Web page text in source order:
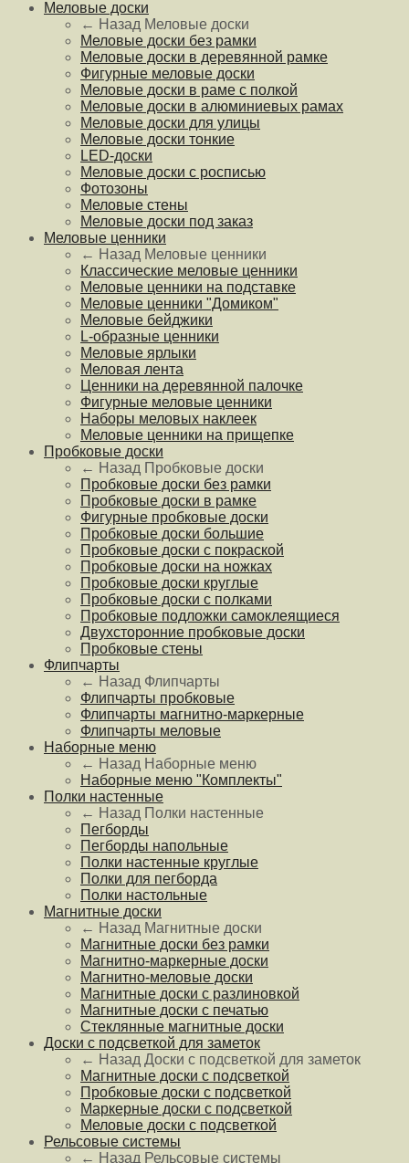
Меловые доски
← Назад Меловые доски
Меловые доски без рамки
Меловые доски в деревянной рамке
Фигурные меловые доски
Меловые доски в раме с полкой
Меловые доски в алюминиевых рамах
Меловые доски для улицы
Меловые доски тонкие
LED-доски
Меловые доски с росписью
Фотозоны
Меловые стены
Меловые доски под заказ
Меловые ценники
← Назад Меловые ценники
Классические меловые ценники
Меловые ценники на подставке
Меловые ценники "Домиком"
Меловые бейджики
L-образные ценники
Меловые ярлыки
Меловая лента
Ценники на деревянной палочке
Фигурные меловые ценники
Наборы меловых наклеек
Меловые ценники на прищепке
Пробковые доски
← Назад Пробковые доски
Пробковые доски без рамки
Пробковые доски в рамке
Фигурные пробковые доски
Пробковые доски большие
Пробковые доски с покраской
Пробковые доски на ножках
Пробковые доски круглые
Пробковые доски с полками
Пробковые подложки самоклеящиеся
Двухсторонние пробковые доски
Пробковые стены
Флипчарты
← Назад Флипчарты
Флипчарты пробковые
Флипчарты магнитно-маркерные
Флипчарты меловые
Наборные меню
← Назад Наборные меню
Наборные меню "Комплекты"
Полки настенные
← Назад Полки настенные
Пегборды
Пегборды напольные
Полки настенные круглые
Полки для пегборда
Полки настольные
Магнитные доски
← Назад Магнитные доски
Магнитные доски без рамки
Магнитно-маркерные доски
Магнитно-меловые доски
Магнитные доски с разлиновкой
Магнитные доски с печатью
Стеклянные магнитные доски
Доски с подсветкой для заметок
← Назад Доски с подсветкой для заметок
Магнитные доски с подсветкой
Пробковые доски с подсветкой
Маркерные доски с подсветкой
Меловые доски с подсветкой
Рельсовые системы
← Назад Рельсовые системы